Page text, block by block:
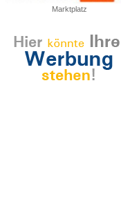
Marktplatz